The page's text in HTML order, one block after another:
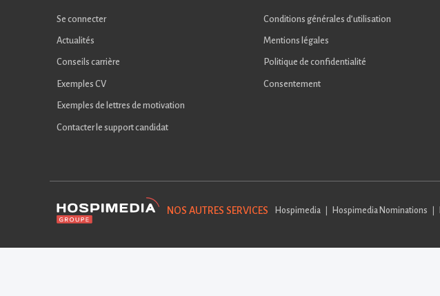
Se connecter
Actualités
Conseils carrière
Exemples CV
Exemples de lettres de motivation
Contacter le support candidat
Conditions générales d’utilisation
Mentions légales
Politique de confidentialité
Consentement
NOS AUTRES SERVICES Hospimedia Hospimedia Nominations